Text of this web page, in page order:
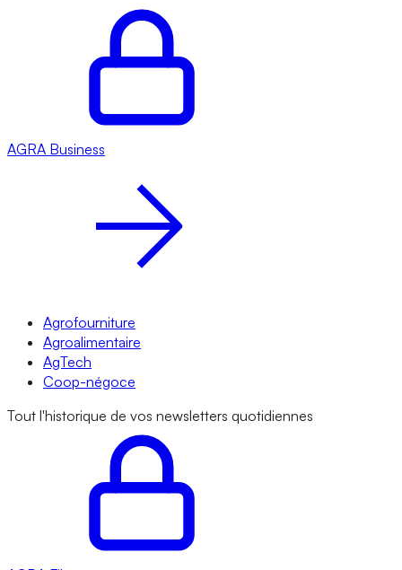
AGRA Business
Agrofourniture
Agroalimentaire
AgTech
Coop-négoce
Tout l'historique de vos newsletters quotidiennes